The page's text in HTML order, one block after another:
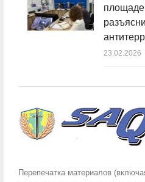
23.02.2026
Перепечатка материалов